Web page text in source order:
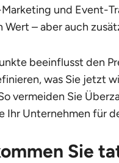
und Event-
Wert – aber auch
beeinflusst den
was Sie jetzt
vermeiden Sie
Ihr Unternehmen für
Sie